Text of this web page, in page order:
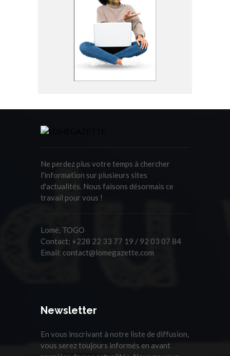
Ne perdez plus votre temps à chercher
l'information sur plusieurs sites
d'actualités. Nous faisons désormais ce
travail pour vous !
Lomé, TOGO
Contact: +228 22 33 77 19 / 92 03 07 84
Email: contact@lomegazette.com
Newsletter
En vous inscrivant à notre liste de diffusion,
vous serez toujours informés en avant